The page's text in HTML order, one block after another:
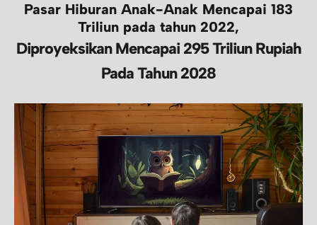
Pasar Hiburan Anak-Anak Mencapai 183
Triliun pada tahun 2022,
Diproyeksikan Mencapai 295 Triliun Rupiah
Pada Tahun 2028